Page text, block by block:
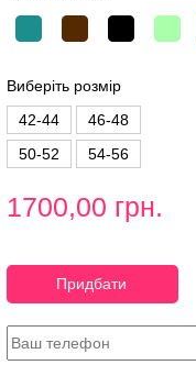
Виберіть розмір
42-44
46-48
50-52
54-56
1700,00 грн.
Придбати